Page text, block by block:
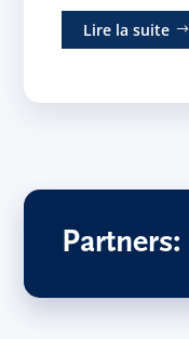
Lire la suite
Partners: